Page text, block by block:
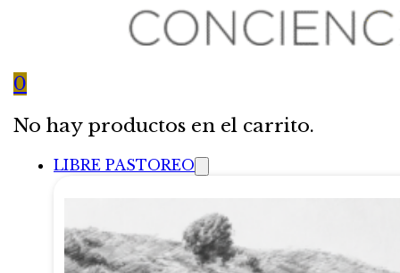
0
No hay productos en el carrito.
LIBRE PASTOREO